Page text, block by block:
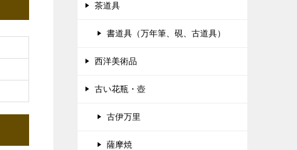
茶道具
書道具（万年筆、硯、古道具）
西洋美術品
古い花瓶・壺
古伊万里
薩摩焼